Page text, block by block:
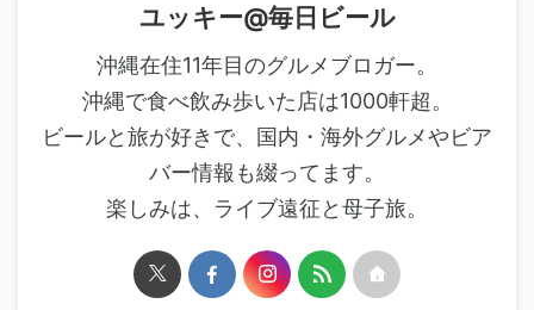
ユッキー@毎日ビール
沖縄在住11年目のグルメブロガー。
沖縄で食べ飲み歩いた店は1000軒超。
ビールと旅が好きで、国内・海外グルメやビア
バー情報も綴ってます。
楽しみは、ライブ遠征と母子旅。